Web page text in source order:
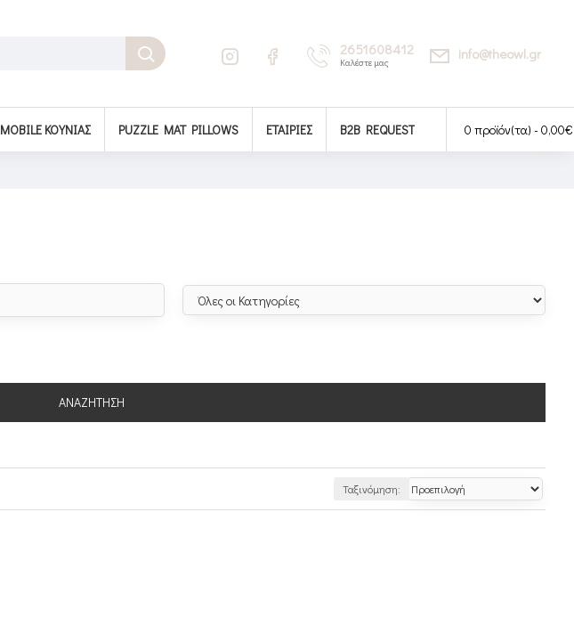
2651608412
Καλέστε μας
info@theowl.gr
MOBILE ΚΟΎΝΙΑΣ PUZZLE MAT PILLOWS ΕΤΑΙΡΊΕΣ B2B REQUEST 0 προϊόν(τα) - 0,00€
ΑΝΑΖΉΤΗΣΗ
Ταξινόμηση: